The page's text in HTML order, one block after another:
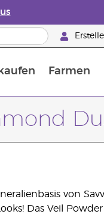
Farmen
von
Das Veil